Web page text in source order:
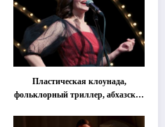
Пластическая клоунада,
фольклорный триллер, абхазская
втором этапе фестиваля